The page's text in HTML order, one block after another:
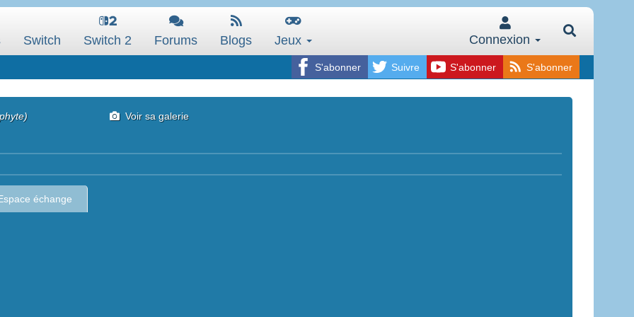
Switch Switch 2 Forums Blogs Jeux Connexion
S'abonner Suivre S'abonner S'abonner
Voir sa galerie
échange